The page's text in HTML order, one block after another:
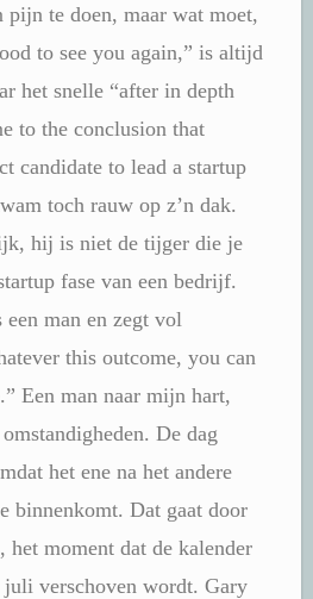
pijn te doen, maar wat moet,
to see you again,” is altijd
het snelle “after in depth
to the conclusion that
candidate to lead a startup
toch rauw op z’n dak.
hij is niet de tijger die je
fase van een bedrijf.
man en zegt vol
this outcome, you can
Een man naar mijn hart,
De dag
het ene na het andere
binnenkomt. Dat gaat door
het moment dat de kalender
juli verschoven wordt. Gary